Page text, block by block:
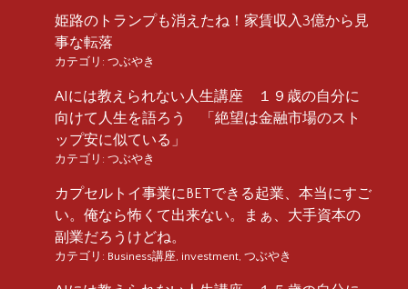
姫路のトランプも消えたね！家賃収入3億から見
事な転落
カテゴリ: つぶやき
AIには教えられない人生講座 １９歳の自分に
向けて人生を語ろう 「絶望は金融市場のスト
ップ安に似ている」
カテゴリ: つぶやき
カプセルトイ事業にBETできる起業、本当にすご
い。俺なら怖くて出来ない。まぁ、大手資本の
副業だろうけどね。
カテゴリ: Business講座 investment つぶやき